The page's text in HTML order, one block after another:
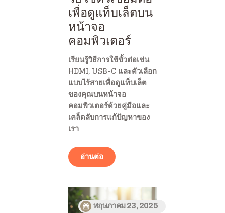
เพื่อดูแท็บเล็ตบน
หน้าจอ
คอมพิวเตอร์
เรียนรู้วิธีการใช้ขั้วต่อเช่น
HDMI, USB-C และตัวเลือก
แบบไร้สายเพื่อดูแท็บเล็ต
ของคุณบนหน้าจอ
คอมพิวเตอร์ด้วยคู่มือและ
เคล็ดลับการแก้ปัญหาของ
เรา
อ่านต่อ
พฤษภาคม 23, 2025